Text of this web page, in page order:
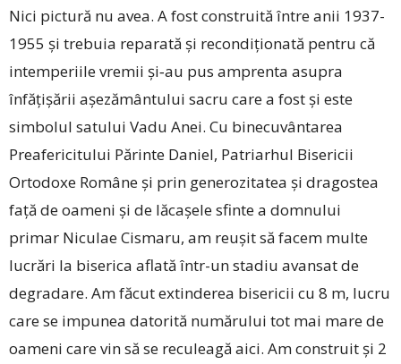
Nici pictură nu avea. A fost construită între anii 1937-
1955 și trebuia reparată și recondiționată pentru că
intemperiile vremii și‑au pus amprenta asupra
înfățișării așezământului sacru care a fost și este
simbolul satului Vadu Anei. Cu binecuvântarea
Preafericitului Părinte Daniel, Patriarhul Bisericii
Ortodoxe Române și prin generozitatea și dragostea
față de oameni și de lăcașele sfinte a domnului
primar Niculae Cismaru, am reușit să facem multe
lucrări la biserica aflată într-un stadiu avansat de
degradare. Am făcut extinderea bisericii cu 8 m, lucru
care se impunea datorită numărului tot mai mare de
oameni care vin să se reculeagă aici. Am construit și 2